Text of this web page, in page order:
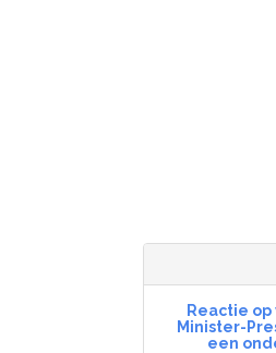
Reactie
Minister-
een